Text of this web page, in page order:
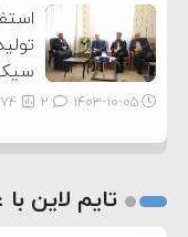
۱۴۰۳-۱۰-۰۵
تایم لاین